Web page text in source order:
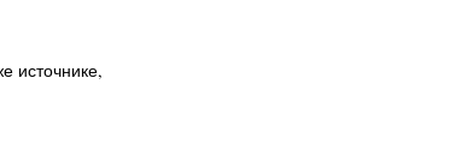
источнике,